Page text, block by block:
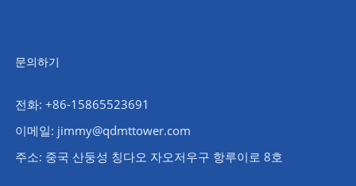
문의하기
전화: +86-15865523691
이메일: jimmy@qdmttower.com
주소: 중국 산둥성 칭다오 자오저우구 항루이로 8호